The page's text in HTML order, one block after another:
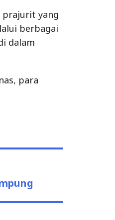
prajurit yang
berbagai
dalam
para